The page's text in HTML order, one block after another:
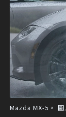
Mazda MX-5。